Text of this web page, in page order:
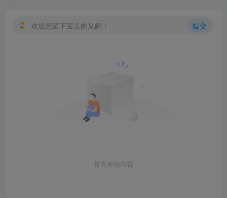
欢迎您留下宝贵的见解！ 提交
暂无评论内容